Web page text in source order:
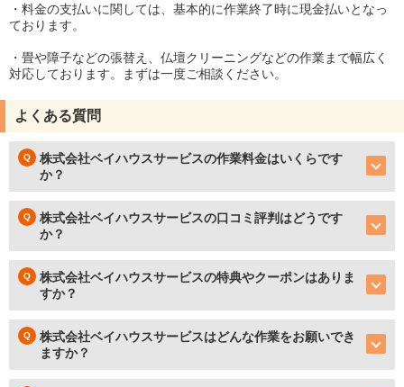
・料金の支払いに関しては、基本的に作業終了時に現金払いとなっ
ております。
・畳や障子などの張替え、仏壇クリーニングなどの作業まで幅広く
対応しております。まずは一度ご相談ください。
よくある質問
株式会社ベイハウスサービスの作業料金はいくらです
か？
株式会社ベイハウスサービスの口コミ評判はどうです
か？
株式会社ベイハウスサービスの特典やクーポンはありま
すか？
株式会社ベイハウスサービスはどんな作業をお願いでき
ますか？